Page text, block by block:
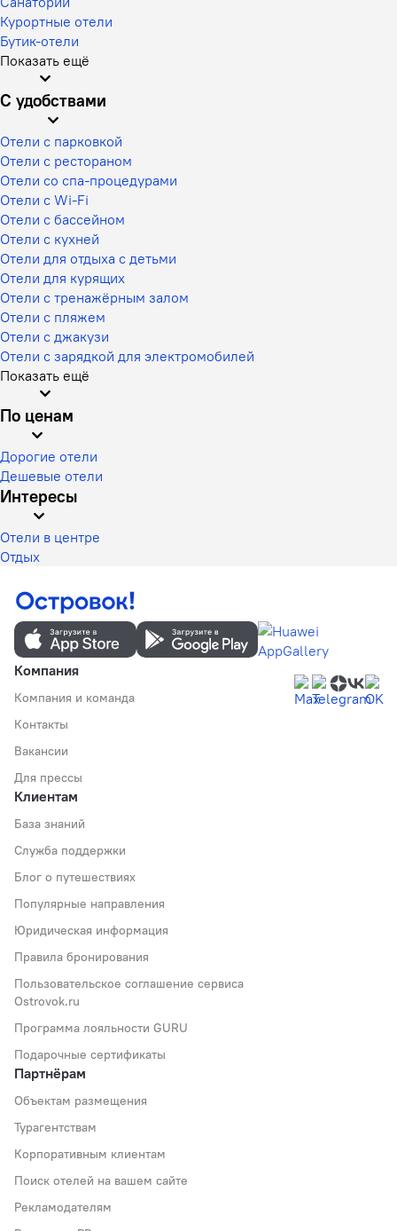
Курортные отели
Бутик-отели
Показать ещё
С удобствами
Отели с парковкой
Отели с рестораном
Отели со спа-процедурами
Отели с Wi-Fi
Отели с бассейном
Отели с кухней
Отели для отдыха с детьми
Отели для курящих
Отели с тренажёрным залом
Отели с пляжем
Отели с джакузи
Отели с зарядкой для электромобилей
Показать ещё
По ценам
Дорогие отели
Дешевые отели
Интересы
Отели в центре
Отдых
Компания
Компания и команда
Контакты
Вакансии
Для прессы
Клиентам
База знаний
Служба поддержки
Блог о путешествиях
Популярные направления
Юридическая информация
Правила бронирования
Пользовательское соглашение сервиса
Ostrovok.ru
Программа лояльности GURU
Подарочные сертификаты
Партнёрам
Объектам размещения
Турагентствам
Корпоративным клиентам
Поиск отелей на вашем сайте
Рекламодателям